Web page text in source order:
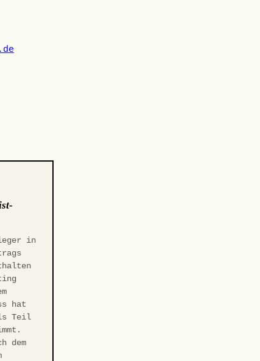
in
hat
Teil
dem